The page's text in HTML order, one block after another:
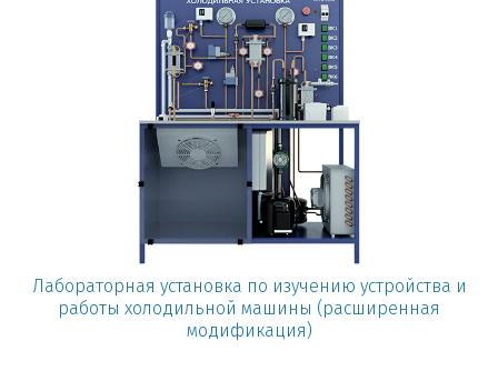
Лабораторная установка по изучению устройства и
работы холодильной машины (расширенная
модификация)